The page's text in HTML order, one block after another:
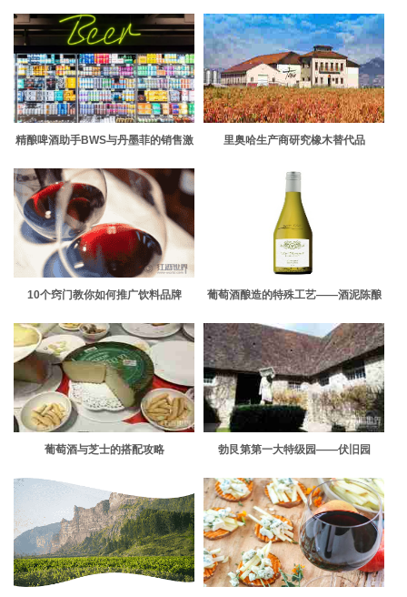
精酿啤酒助手BWS与丹墨菲的销售激
里奥哈生产商研究橡木替代品
10个窍门教你如何推广饮料品牌 葡萄酒酿造的特殊工艺——酒泥陈酿
葡萄酒与芝士的搭配攻略 勃艮第第一大特级园——伏旧园